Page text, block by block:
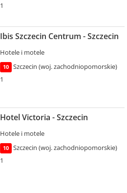
1
Ibis Szczecin Centrum - Szczecin
Hotele i motele
10
Szczecin (woj. zachodniopomorskie)
1
Hotel Victoria - Szczecin
Hotele i motele
10
Szczecin (woj. zachodniopomorskie)
1